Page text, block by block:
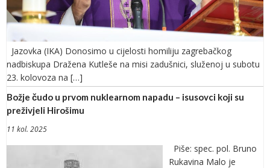
Jazovka (IKA) Donosimo u cijelosti homiliju zagrebačkog
nadbiskupa Dražena Kutleše na misi zadušnici, služenoj u subotu
23. kolovoza na […]
Božje čudo u prvom nuklearnom napadu – isusovci koji su
preživjeli Hirošimu
11 kol. 2025
Piše: spec. pol. Bruno
Rukavina Malo je